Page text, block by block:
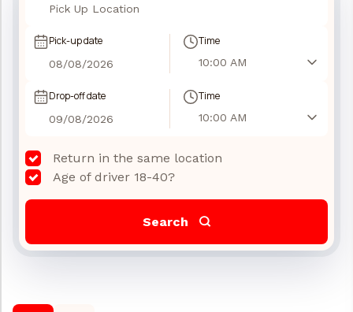
Pick-up date Time
10:00 AM
Drop-off date Time
10:00 AM
Return in the same location
Age of driver 18-40?
Search